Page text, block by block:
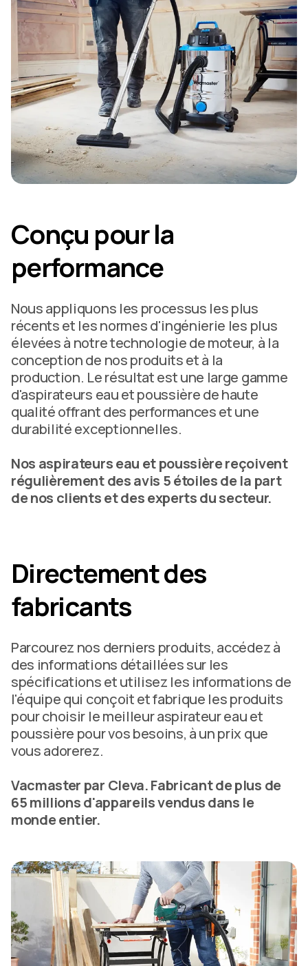
Conçu pour la
performance
Nous appliquons les processus les plus
récents et les normes d'ingénierie les plus
élevées à notre technologie de moteur, à la
conception de nos produits et à la
production. Le résultat est une large gamme
d'aspirateurs eau et poussière de haute
qualité offrant des performances et une
durabilité exceptionnelles.
Nos aspirateurs eau et poussière reçoivent
régulièrement des avis 5 étoiles de la part
de nos clients et des experts du secteur.
Directement des
fabricants
Parcourez nos derniers produits, accédez à
des informations détaillées sur les
spécifications et utilisez les informations de
l'équipe qui conçoit et fabrique les produits
pour choisir le meilleur aspirateur eau et
poussière pour vos besoins, à un prix que
vous adorerez.
Vacmaster par Cleva. Fabricant de plus de
65 millions d'appareils vendus dans le
monde entier.